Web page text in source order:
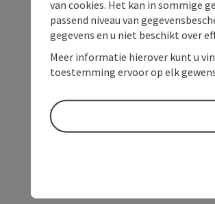
van cookies. Het kan in sommige
passend niveau van
gegevens en u niet beschikt over
Meer informatie hierover kunt u
toestemming ervoor op elk